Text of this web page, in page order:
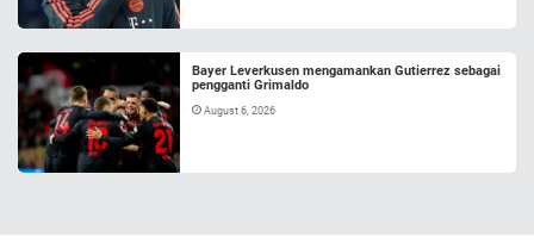
Bayer Leverkusen mengamankan Gutierrez sebagai
pengganti Grimaldo
August 6, 2026